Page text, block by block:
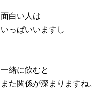
面白い人は
いっぱいいますし
一緒に飲むと
また関係が深まりますね。